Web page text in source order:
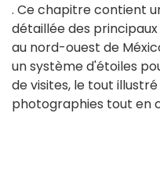
. Ce chapitre contient
détaillée des
au nord-ouest de
un système d'étoiles
de visites, le tout
photographies tout en